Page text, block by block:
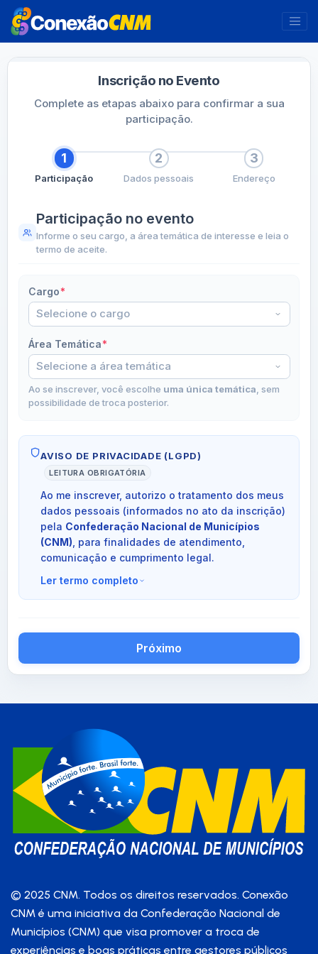
Inscrição no Evento
Complete as etapas abaixo para confirmar a sua
participação.
1
Participação
2
Dados pessoais
3
Endereço
Participação no evento
Informe o seu cargo, a área temática de interesse e leia o
termo de aceite.
Cargo*
Área Temática*
Ao se inscrever, você escolhe uma única temática , sem
possibilidade de troca posterior.
AVISO DE PRIVACIDADE (LGPD)
LEITURA OBRIGATÓRIA
Ao me inscrever, autorizo o tratamento dos meus
dados pessoais (informados no ato da inscrição)
pela Confederação Nacional de Municípios
(CNM) , para finalidades de atendimento,
comunicação e cumprimento legal.
Ler termo completo
Próximo
© 2025 CNM. Todos os direitos reservados. Conexão
CNM é uma iniciativa da Confederação Nacional de
Municípios (CNM) que visa promover a troca de
experiências e boas práticas entre gestores públicos